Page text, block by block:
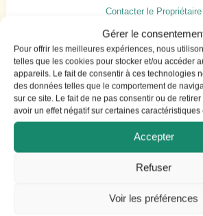
Gérer le
Pour offrir les meilleures expériences, nous
telles que les cookies pour stocker et/ou accéder
appareils. Le fait de consentir à ces technologies
des données telles que le comportement de
sur ce site. Le fait de ne pas consentir ou de
avoir un effet négatif sur certaines caractéristiques
Accepter
Refuser
Voir les préférences
Contacter le Propriétaire
Annonces à la une
Vente parc ostreicole bretagne nord
achète tracteur manitou télescopique